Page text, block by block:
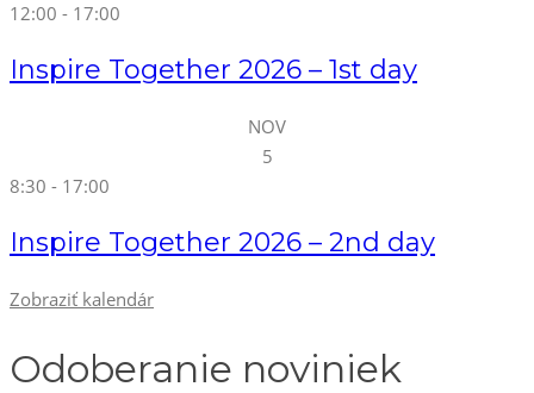
12:00 - 17:00
Inspire Together 2026 – 1st day
NOV
5
8:30 - 17:00
Inspire Together 2026 – 2nd day
Zobraziť kalendár
Odoberanie noviniek